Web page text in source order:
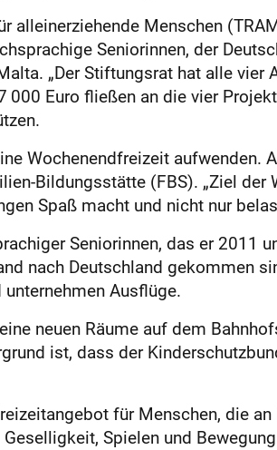
alleinerziehende Menschen
Seniorinnen, der
„Der Stiftungsrat hat alle vier
000 Euro fließen an die vier
Wochenendfreizeit aufwenden.
Bildungsstätte (FBS). „Ziel der
Spaß macht und nicht nur
Seniorinnen, das er 2011
nach Deutschland gekommen
Ausflüge.
neuen Räume auf dem
ist, dass der
für Menschen, die an
Spielen und